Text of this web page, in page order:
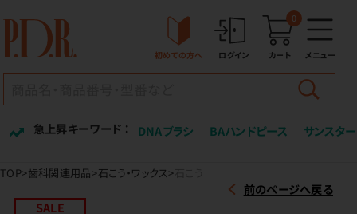
初めての方へ ログイン カート
0
メニュー
急上昇キーワード ： DNAブラシ BAハンドピース サンスター
TOP 歯科関連用品 石こう・ワックス
前のページへ戻る
SALE